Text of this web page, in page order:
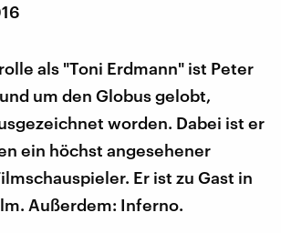
als "Toni Erdmann" ist Peter
um den Globus gelobt,
worden. Dabei ist er
ein höchst angesehener
Er ist zu Gast in
Außerdem: Inferno.